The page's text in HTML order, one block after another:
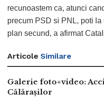
recunoastem ca, atunci
precum PSD si PNL, poti
plan secund, a afirmat
Articole Similare
Galerie foto+video:
Călărașilor